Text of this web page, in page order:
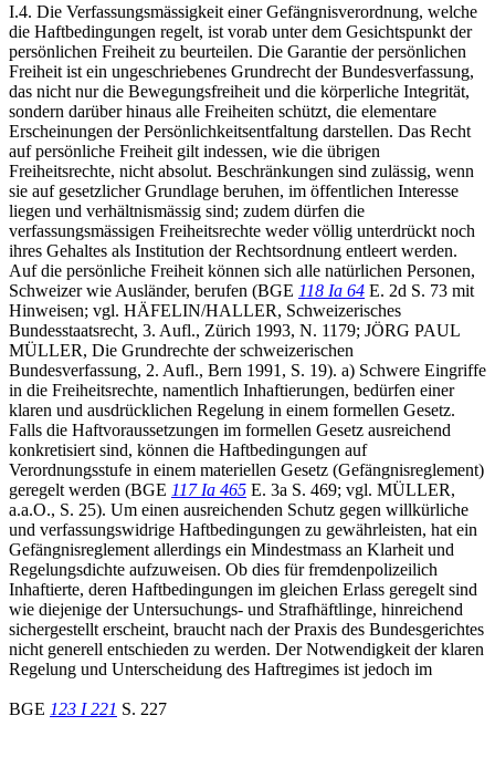
I.4. Die Verfassungsmässigkeit einer Gefängnisverordnung, welche
die Haftbedingungen regelt, ist vorab unter dem Gesichtspunkt der
persönlichen Freiheit zu beurteilen. Die Garantie der persönlichen
Freiheit ist ein ungeschriebenes Grundrecht der Bundesverfassung,
das nicht nur die Bewegungsfreiheit und die körperliche Integrität,
sondern darüber hinaus alle Freiheiten schützt, die elementare
Erscheinungen der Persönlichkeitsentfaltung darstellen. Das Recht
auf persönliche Freiheit gilt indessen, wie die übrigen
Freiheitsrechte, nicht absolut. Beschränkungen sind zulässig, wenn
sie auf gesetzlicher Grundlage beruhen, im öffentlichen Interesse
liegen und verhältnismässig sind; zudem dürfen die
verfassungsmässigen Freiheitsrechte weder völlig unterdrückt noch
ihres Gehaltes als Institution der Rechtsordnung entleert werden.
Auf die persönliche Freiheit können sich alle natürlichen Personen,
Schweizer wie Ausländer, berufen (BGE 118 Ia 64 E. 2d S. 73 mit
Hinweisen; vgl. HÄFELIN/HALLER, Schweizerisches
Bundesstaatsrecht, 3. Aufl., Zürich 1993, N. 1179; JÖRG PAUL
MÜLLER, Die Grundrechte der schweizerischen
Bundesverfassung, 2. Aufl., Bern 1991, S. 19). a) Schwere Eingriffe
in die Freiheitsrechte, namentlich Inhaftierungen, bedürfen einer
klaren und ausdrücklichen Regelung in einem formellen Gesetz.
Falls die Haftvoraussetzungen im formellen Gesetz ausreichend
konkretisiert sind, können die Haftbedingungen auf
Verordnungsstufe in einem materiellen Gesetz (Gefängnisreglement)
geregelt werden (BGE 117 Ia 465 E. 3a S. 469; vgl. MÜLLER,
a.a.O., S. 25). Um einen ausreichenden Schutz gegen willkürliche
und verfassungswidrige Haftbedingungen zu gewährleisten, hat ein
Gefängnisreglement allerdings ein Mindestmass an Klarheit und
Regelungsdichte aufzuweisen. Ob dies für fremdenpolizeilich
Inhaftierte, deren Haftbedingungen im gleichen Erlass geregelt sind
wie diejenige der Untersuchungs- und Strafhäftlinge, hinreichend
sichergestellt erscheint, braucht nach der Praxis des Bundesgerichtes
nicht generell entschieden zu werden. Der Notwendigkeit der klaren
Regelung und Unterscheidung des Haftregimes ist jedoch im
BGE 123 I 221 S. 227